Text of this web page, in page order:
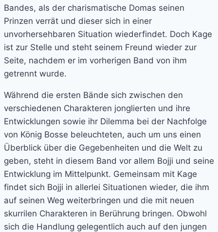
Bandes, als der charismatische Domas seinen
Prinzen verrät und dieser sich in einer
unvorhersehbaren Situation wiederfindet. Doch Kage
ist zur Stelle und steht seinem Freund wieder zur
Seite, nachdem er im vorherigen Band von ihm
getrennt wurde.
Während die ersten Bände sich zwischen den
verschiedenen Charakteren jonglierten und ihre
Entwicklungen sowie ihr Dilemma bei der Nachfolge
von König Bosse beleuchteten, auch um uns einen
Überblick über die Gegebenheiten und die Welt zu
geben, steht in diesem Band vor allem Bojji und seine
Entwicklung im Mittelpunkt. Gemeinsam mit Kage
findet sich Bojji in allerlei Situationen wieder, die ihm
auf seinen Weg weiterbringen und die mit neuen
skurrilen Charakteren in Berührung bringen. Obwohl
sich die Handlung gelegentlich auch auf den jungen